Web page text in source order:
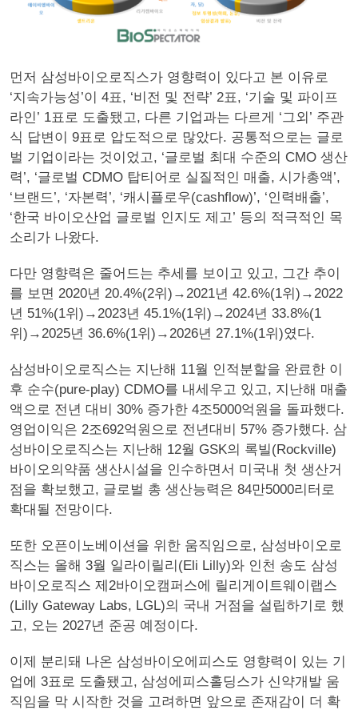
먼저 삼성바이오로직스가 영향력이 있다고 본 이유로
‘지속가능성’이 4표, ‘비전 및 전략’ 2표, ‘기술 및 파이프
라인’ 1표로 도출됐고, 다른 기업과는 다르게 ‘그외’ 주관
식 답변이 9표로 압도적으로 많았다. 공통적으로는 글로
벌 기업이라는 것이었고, ‘글로벌 최대 수준의 CMO 생산
력’, ‘글로벌 CDMO 탑티어로 실질적인 매출, 시가총액’,
‘브랜드’, ‘자본력’, ‘캐시플로우(cashflow)’, ‘인력배출’,
‘한국 바이오산업 글로벌 인지도 제고’ 등의 적극적인 목
소리가 나왔다.
다만 영향력은 줄어드는 추세를 보이고 있고, 그간 추이
를 보면 2020년 20.4%(2위)→2021년 42.6%(1위)→2022
년 51%(1위)→2023년 45.1%(1위)→2024년 33.8%(1
위)→2025년 36.6%(1위)→2026년 27.1%(1위)였다.
삼성바이오로직스는 지난해 11월 인적분할을 완료한 이
후 순수(pure-play) CDMO를 내세우고 있고, 지난해 매출
액으로 전년 대비 30% 증가한 4조5000억원을 돌파했다.
영업이익은 2조692억원으로 전년대비 57% 증가했다. 삼
성바이오로직스는 지난해 12월 GSK의 록빌(Rockville)
바이오의약품 생산시설을 인수하면서 미국내 첫 생산거
점을 확보했고, 글로벌 총 생산능력은 84만5000리터로
확대될 전망이다.
또한 오픈이노베이션을 위한 움직임으로, 삼성바이오로
직스는 올해 3월 일라이릴리(Eli Lilly)와 인천 송도 삼성
바이오로직스 제2바이오캠퍼스에 릴리게이트웨이랩스
(Lilly Gateway Labs, LGL)의 국내 거점을 설립하기로 했
고, 오는 2027년 준공 예정이다.
이제 분리돼 나온 삼성바이오에피스도 영향력이 있는 기
업에 3표로 도출됐고, 삼성에피스홀딩스가 신약개발 움
직임을 막 시작한 것을 고려하면 앞으로 존재감이 더 확